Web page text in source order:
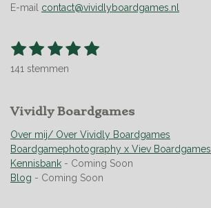
E-mail contact@vividlyboardgames.nl
R
n
g
:
4
.
9
1
s
r
2
s
r
r
e
n
3
s
r
r
e
n
4
s
r
r
e
n
5
r
r
e
n
S
n
141 stemmen
Vividly Boardgames
Over mij/ Over Vividly Boardgames
Boardgamephotography x Viev Boardgames
Kennisbank - Coming Soon
Blog - Coming Soon